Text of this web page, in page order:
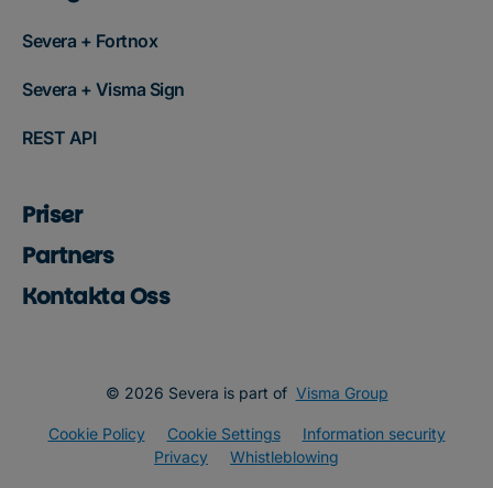
Severa + Fortnox
Severa + Visma Sign
REST API
Priser
Partners
Kontakta Oss
© 2026 Severa is part of Visma Group
Cookie Policy Cookie Settings
Information security
Privacy
Whistleblowing